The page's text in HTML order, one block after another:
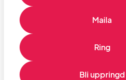
Maila
Ring
Bli uppringd